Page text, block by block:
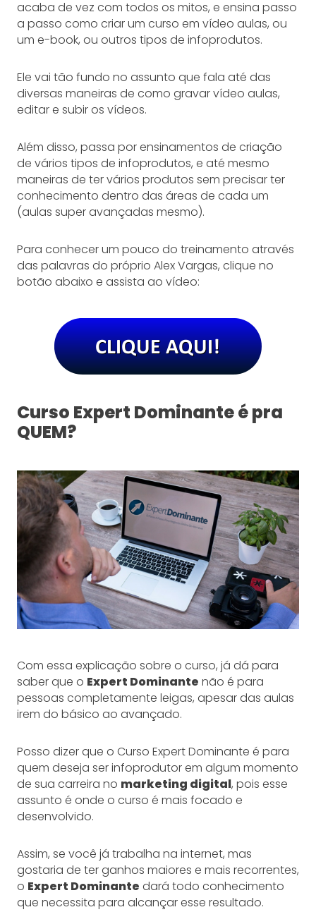
acaba de vez com todos os mitos, e ensina passo
a passo como criar um curso em vídeo aulas, ou
um e-book, ou outros tipos de infoprodutos.
Ele vai tão fundo no assunto que fala até das
diversas maneiras de como gravar vídeo aulas,
editar e subir os vídeos.
Além disso, passa por ensinamentos de criação
de vários tipos de infoprodutos, e até mesmo
maneiras de ter vários produtos sem precisar ter
conhecimento dentro das áreas de cada um
(aulas super avançadas mesmo).
Para conhecer um pouco do treinamento através
das palavras do próprio Alex Vargas, clique no
botão abaixo e assista ao vídeo:
Curso Expert Dominante é pra
QUEM?
Com essa explicação sobre o curso, já dá para
saber que o Expert Dominante não é para
pessoas completamente leigas, apesar das aulas
irem do básico ao avançado.
Posso dizer que o Curso Expert Dominante é para
quem deseja ser infoprodutor em algum momento
de sua carreira no marketing digital, pois esse
assunto é onde o curso é mais focado e
desenvolvido.
Assim, se você já trabalha na internet, mas
gostaria de ter ganhos maiores e mais recorrentes,
o Expert Dominante dará todo conhecimento
que necessita para alcançar esse resultado.